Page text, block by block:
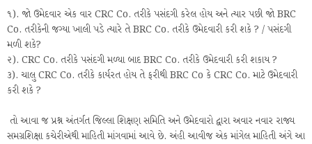
૧). જો ઉમેદવાર એક વાર CRC Co. તરીકે પસંદગી કરેલ હોય અને ત્યાર પછી જો BRC
Co. તરીકેની જગ્યા ખાલી પડે ત્યારે તે BRC Co. તરીકે ઉમેદવારી કરી શકે ? / પસંદગી
મળી શકે?
૨). CRC Co. તરીકે પસંદગી મળ્યા બાદ BRC Co. તરીકે ઉમેદવારી કરી શકાય ?
૩). ચાલુ CRC Co. તરીકે કાર્યરત હોય તે ફરીથી BRC Co કે CRC Co. માટે ઉમેદવારી
કરી શકે ?
તો આવા જ પ્રશ્ન અંતર્ગત જિલ્લા શિક્ષણ સમિતિ અને ઉમેદવારો દ્વારા અવાર નવાર રાજ્ય
સમગ્રશિક્ષા કચેરીએથી માહિતી માંગવામાં આવે છે. અંહી આવીજ એક માંગેલ માહિતી અંગે આ